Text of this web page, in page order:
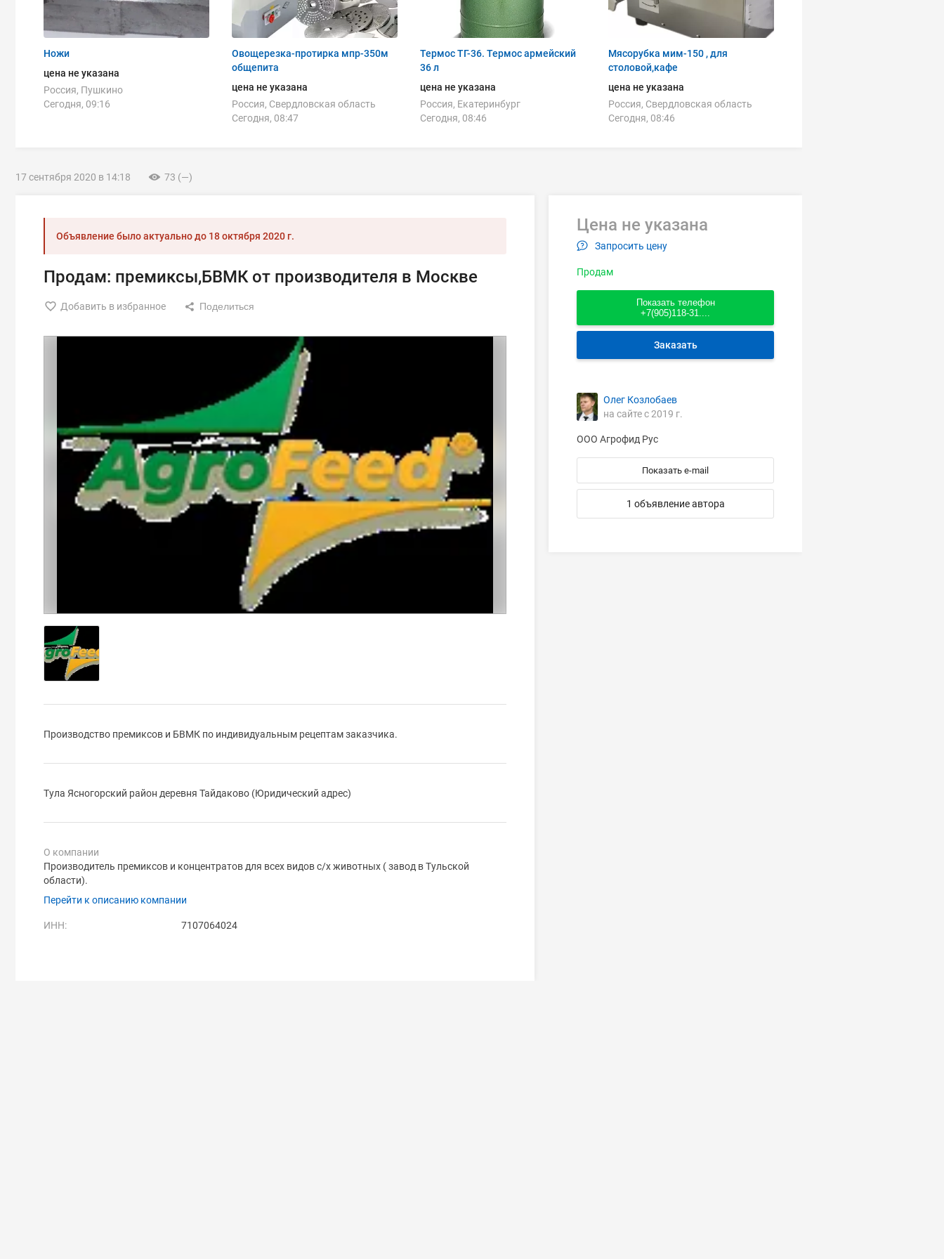
Ножи
цена не указана
Россия, Пушкино
Сегодня, 09:16
Овощерезка-протирка мпр-350м
общепита
цена не указана
Россия, Свердловская область
Сегодня, 08:47
Термос ТГ-36. Термос армейский
36 л
цена не указана
Россия, Екатеринбург
Сегодня, 08:46
Мясорубка мим-150 , для
столовой,кафе
цена не указана
Россия, Свердловская область
Сегодня, 08:46
17 сентября 2020 в 14:18 73 (—)
Объявление было актуально до 18 октября 2020 г.
Продам: премиксы,БВМК от производителя в Москве
Добавить в избранное
Производство премиксов и БВМК по индивидуальным рецептам заказчика.
Тула Ясногорский район деревня Тайдаково (Юридический адрес)
О компании
Производитель премиксов и концентратов для всех видов с/х животных ( завод в Тульской
области).
Перейти к описанию компании
ИНН: 7107064024
Цена не указана
Запросить цену
Продам
Показать телефон
+7(905)118-31....
Заказать
Олег Козлобаев
на сайте с 2019 г.
ООО Агрофид Рус
Показать e-mail
1 объявление автора